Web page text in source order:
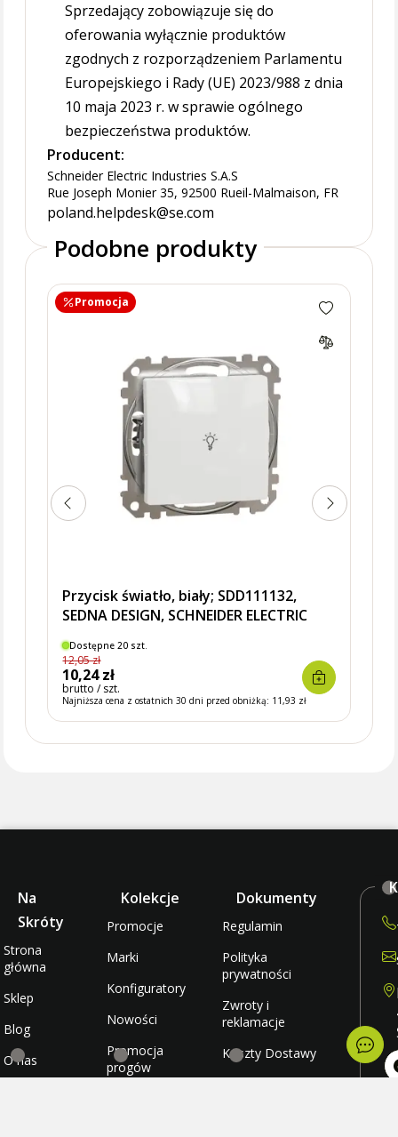
Sprzedający zobowiązuje się do
oferowania wyłącznie produktów
zgodnych z rozporządzeniem Parlamentu
Europejskiego i Rady (UE) 2023/988 z dnia
10 maja 2023 r. w sprawie ogólnego
bezpieczeństwa produktów.
Producent:
Schneider Electric Industries S.A.S
Rue Joseph Monier 35, 92500 Rueil-Malmaison, FR
poland.helpdesk@se.com
Podobne produkty
Przycisk światło, biały; SDD111132,
SEDNA DESIGN, SCHNEIDER ELECTRIC
Dostępne 20 szt.
12,05 zł
10,24 zł
brutto / szt.
Najniższa cena z ostatnich 30 dni przed obniżką: 11,93 zł
Promocja
Na
Skróty
Strona
główna
Sklep
Blog
O nas
Kolekcje
Promocje
Marki
Konfiguratory
Nowości
Promocja
progów
Dokumenty
Regulamin
Polityka
prywatności
Zwroty i
reklamacje
Koszty Dostawy